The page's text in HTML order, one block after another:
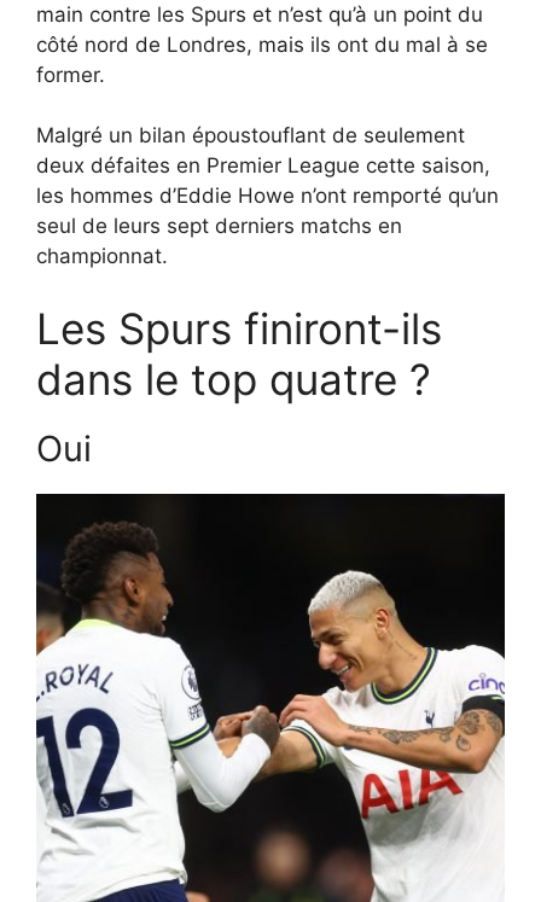
main contre les Spurs et n’est qu’à un point du
côté nord de Londres, mais ils ont du mal à se
former.
Malgré un bilan époustouflant de seulement
deux défaites en Premier League cette saison,
les hommes d’Eddie Howe n’ont remporté qu’un
seul de leurs sept derniers matchs en
championnat.
Les Spurs finiront-ils
dans le top quatre ?
Oui